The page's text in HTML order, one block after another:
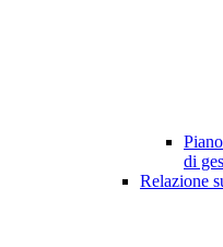
di
Relazione